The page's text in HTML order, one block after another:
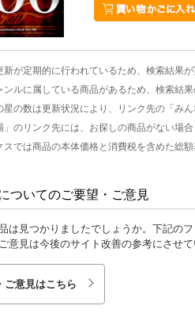
が定期的に行われているため、検索結果
ルに属している商品があるため、検索結
の数は更新状況により、リンク先の「み
のリンク先には、お探しの商品がない場
では商品の本体価格と消費税を含めた総
ついてのご要望・ご意見
は見つかりましたでしょうか。下記の
意見は今後のサイト改善の参考にさせて
ご意見はこちら